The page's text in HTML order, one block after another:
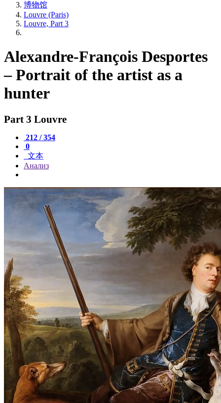
博物馆
Louvre (Paris)
Louvre, Part 3
Alexandre-François Desportes
– Portrait of the artist as a
hunter
Part 3 Louvre
212 / 354
0
文本
Анализ